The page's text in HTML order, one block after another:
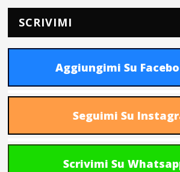
SCRIVIMI
Aggiungimi Su
Seguimi Su
Scrivimi Su